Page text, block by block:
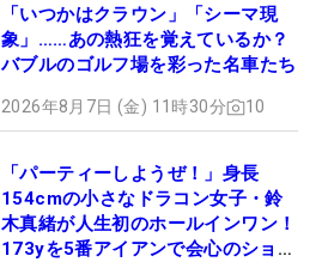
「いつかはクラウン」「シーマ現
象」……あの熱狂を覚えているか？
バブルのゴルフ場を彩った名車たち
2026年8月7日 (金) 11時30分 10
「パーティーしようぜ！」身長
154cmの小さなドラコン女子・鈴
木真緒が人生初のホールインワン！
173yを5番アイアンで会心のショッ